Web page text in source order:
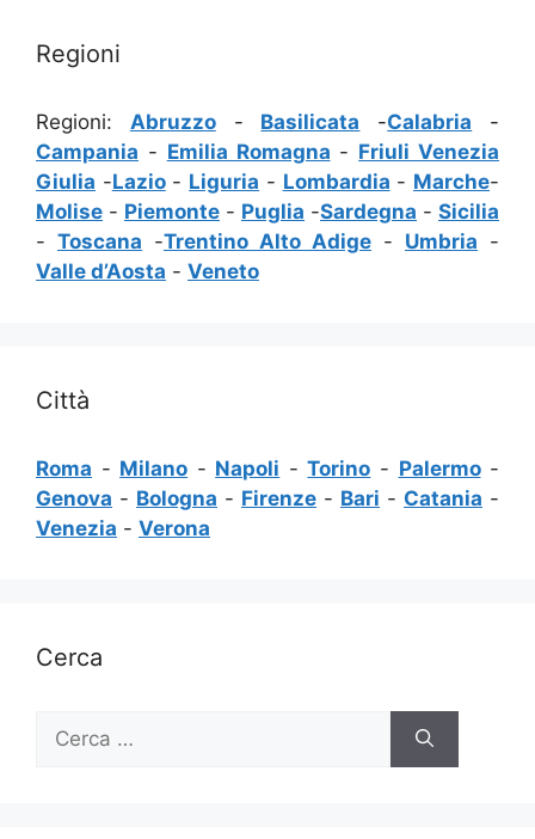
Regioni
Regioni: Abruzzo- Basilicata -Calabria -
Campania - Emilia Romagna - Friuli Venezia
Giulia -Lazio- Liguria - Lombardia - Marche-
Molise - Piemonte - Puglia -Sardegna - Sicilia
- Toscana -Trentino Alto Adige - Umbria -
Valle d’Aosta - Veneto
Città
Roma - Milano - Napoli -Torino - Palermo-
Genova - Bologna - Firenze - Bari - Catania -
Venezia - Verona
Cerca
per: